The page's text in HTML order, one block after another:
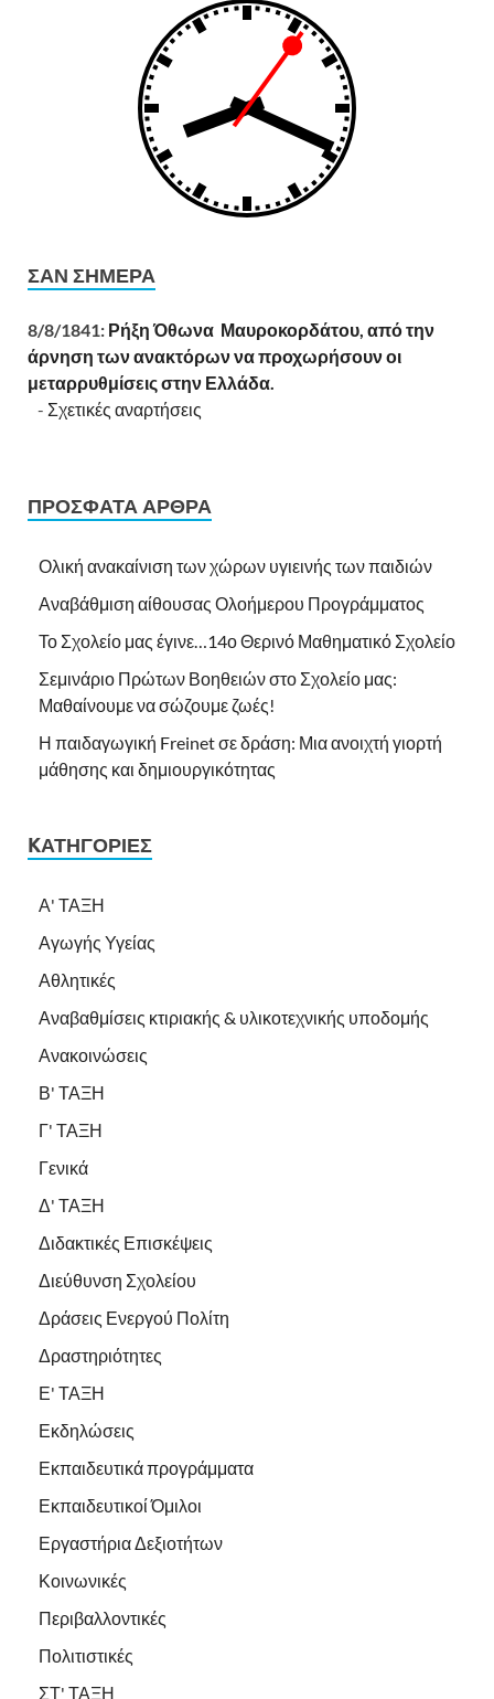
ΣΑΝ ΣΉΜΕΡΑ
8/8/1841: Ρήξη Όθωνα  Μαυροκορδάτου, από την
άρνηση των ανακτόρων να προχωρήσουν οι
μεταρρυθμίσεις στην Ελλάδα.
- Σχετικές αναρτήσεις
ΠΡΌΣΦΑΤΑ ΆΡΘΡΑ
Ολική ανακαίνιση των χώρων υγιεινής των παιδιών
Αναβάθμιση αίθουσας Ολοήμερου Προγράμματος
Το Σχολείο μας έγινε…14ο Θερινό Μαθηματικό Σχολείο
Σεμινάριο Πρώτων Βοηθειών στο Σχολείο μας:
Μαθαίνουμε να σώζουμε ζωές!
Η παιδαγωγική Freinet σε δράση: Μια ανοιχτή γιορτή
μάθησης και δημιουργικότητας
KΑΤΗΓΟΡΊΕΣ
Α' ΤΑΞΗ
Αγωγής Υγείας
Αθλητικές
Αναβαθμίσεις κτιριακής & υλικοτεχνικής υποδομής
Ανακοινώσεις
Β' ΤΑΞΗ
Γ' ΤΑΞΗ
Γενικά
Δ' ΤΑΞΗ
Διδακτικές Επισκέψεις
Διεύθυνση Σχολείου
Δράσεις Ενεργού Πολίτη
Δραστηριότητες
Ε' ΤΑΞΗ
Εκδηλώσεις
Εκπαιδευτικά προγράμματα
Εκπαιδευτικοί Όμιλοι
Εργαστήρια Δεξιοτήτων
Κοινωνικές
Περιβαλλοντικές
Πολιτιστικές
ΣΤ' ΤΑΞΗ